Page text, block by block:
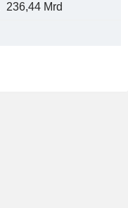
236,44 Mrd